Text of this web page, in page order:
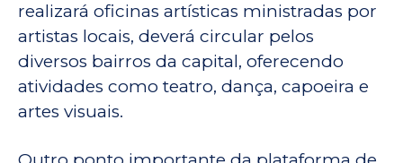
realizará oficinas artísticas ministradas por
artistas locais, deverá circular pelos
diversos bairros da capital, oferecendo
atividades como teatro, dança, capoeira e
artes visuais.